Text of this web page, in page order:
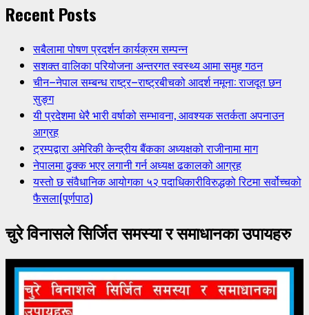
Recent Posts
सबैलामा पोषण प्रदर्शन कार्यक्रम सम्पन्न
सशक्त वालिका परियोजना अन्तरगत स्वस्थ्य आमा समुह गठन
चीन–नेपाल सम्बन्ध राष्ट्र–राष्ट्रबीचको आदर्श नमूना: राजदूत छन
सुङ्ग
यी प्रदेशमा धेरै भारी वर्षाको सम्भावना, आवश्यक सतर्कता अपनाउन
आग्रह
ट्रम्पद्वारा अमेरिकी केन्द्रीय बैंकका अध्यक्षको राजीनामा माग
नेपालमा ढुक्क भएर लगानी गर्न अध्यक्ष ढकालको आग्रह
यस्तो छ संवैधानिक आयोगका ५२ पदाधिकारीविरुद्धको रिटमा सर्वोच्चको
फैसला(पूर्णपाठ)
चुरे विनासले सिर्जित समस्या र समाधानका उपायहरु